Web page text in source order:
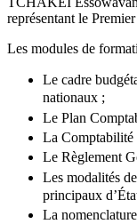
représentant le
Les modules de
Le cadre
nationaux ;
Le Plan
La Comptabilité
Le Règlement
Les modalités
principaux
La